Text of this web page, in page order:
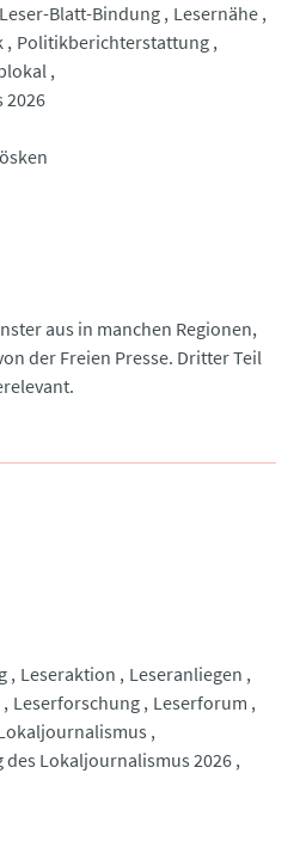
Leser-Blatt-Bindung Lesernähe
Politikberichterstattung
2026
aus in manchen Regionen,
der Freien Presse. Dritter Teil
Leseraktion
Leseranliegen
Leserforschung Leserforum
des Lokaljournalismus 2026